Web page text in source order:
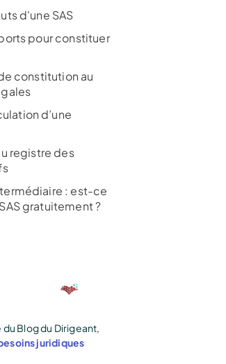
d'une SAS
pour constituer
constitution au
d’une
registre des
: est-ce
gratuitement ?
Blog du Dirigeant,
juridiques